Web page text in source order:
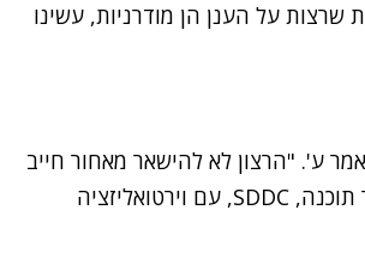
על הענן הן מודרניות, עשינו
ע'. "הרצון לא להישאר מאחור חייב
לממש דברים שונים. כך, בנינו את הענן על בסיס דטה סנטר מוגדר תוכנה, SDDC, עם וירטואליזציה